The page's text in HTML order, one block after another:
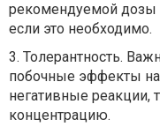
рекомендуемой дозы
если это необходимо.
3. Толерантность.
побочные эффекты на
негативные реакции,
концентрацию.